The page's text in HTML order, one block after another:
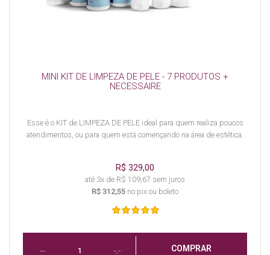
MINI KIT DE LIMPEZA DE PELE - 7 PRODUTOS +
NECESSAIRE
Esse é o KIT de LIMPEZA DE PELE ideal para quem realiza poucos
atendimentos, ou para quem está començando na área de estética.
R$ 329,00
até 3x de R$ 109,67 sem juros
R$ 312,55 no pix ou boleto
COMPRAR